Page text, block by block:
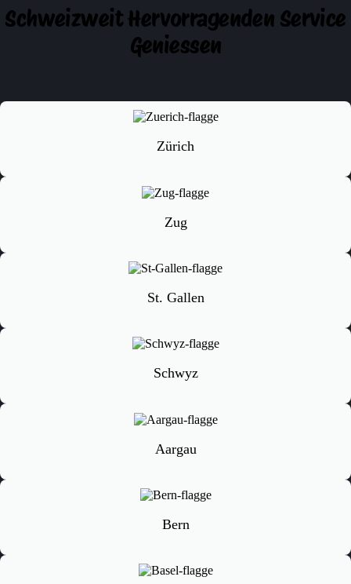
Schweizweit Hervorragenden Service
Geniessen
Zürich
Zug
St. Gallen
Schwyz
Aargau
Bern